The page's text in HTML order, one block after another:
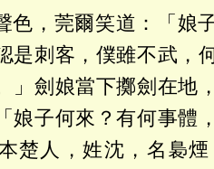
色，莞爾笑道：「娘
是刺客，僕雖不武，
」劍娘當下擲劍在地
娘子何來？有何事體
楚人，姓沈，名裊